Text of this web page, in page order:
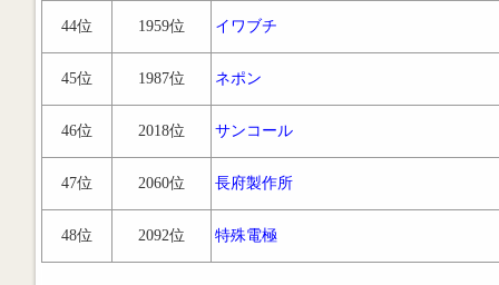
44位 1959位 イワブチ
45位 1987位 ネポン
46位 2018位 サンコール
47位 2060位 長府製作所
48位 2092位 特殊電極